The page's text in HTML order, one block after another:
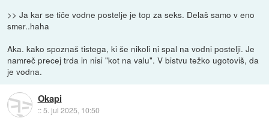
>> Ja kar se tiče vodne postelje je top za seks. Delaš samo v eno
smer..haha
Aka. kako spoznaš tistega, ki še nikoli ni spal na vodni postelji. Je
namreč precej trda in nisi "kot na valu". V bistvu težko ugotoviš, da
je vodna.
Okapi
::5. jul 2025, 10:50